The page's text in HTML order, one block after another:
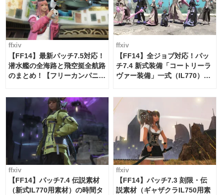
ffxiv
【FF14】最新パッチ7.5対応！
潜水艦の全海路と飛空挺全航路
のまとめ！【フリーカンパニ
ffxiv
【FF14】全ジョブ対応！パッ
チ7.4 新式装備「コートリーラ
ヴァー装備」一式（IL770）の
ffxiv
【FF14】パッチ7.4 伝説素材
（新式IL770用素材）の時間タ
ffxiv
【FF14】パッチ7.3 刻限・伝
説素材（ギャザクラIL750用素